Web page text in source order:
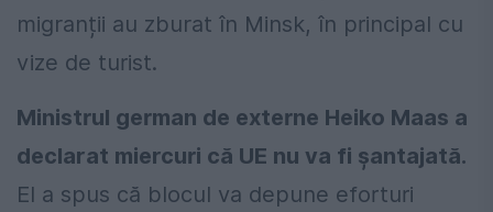
migranții au zburat în Minsk, în principal cu
vize de turist.
Ministrul german de externe Heiko Maas a
declarat miercuri că UE nu va fi șantajată.
El a spus că blocul va depune eforturi